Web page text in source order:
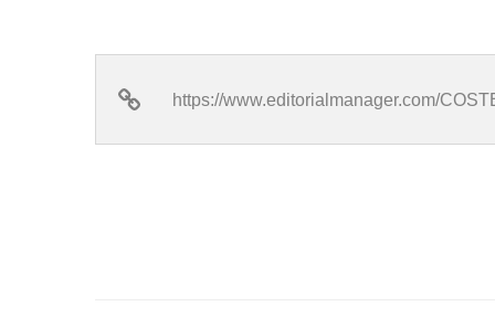
https://www.editorialmanager.com/